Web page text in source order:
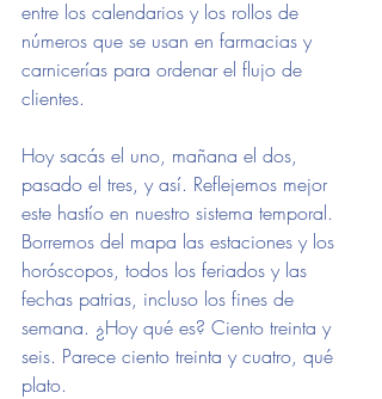
entre los calendarios y los rollos de
números que se usan en farmacias y
carnicerías para ordenar el flujo de
clientes.
Hoy sacás el uno, mañana el dos,
pasado el tres, y así. Reflejemos mejor
este hastío en nuestro sistema temporal.
Borremos del mapa las estaciones y los
horóscopos, todos los feriados y las
fechas patrias, incluso los fines de
semana. ¿Hoy qué es? Ciento treinta y
seis. Parece ciento treinta y cuatro, qué
plato.